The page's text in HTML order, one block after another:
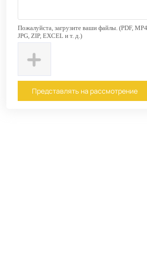
Пожалуйста, загрузите ваши файлы. (PDF, MP4,
JPG, ZIP, EXCEL и т. д.)
Представлять на рассмотрение